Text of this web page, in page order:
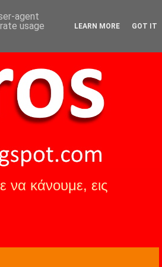
να κάνουμε, εις
agent
usage
LEARN MORE GOT IT